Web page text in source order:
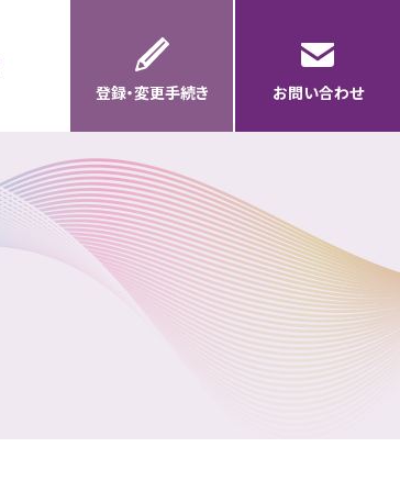
登録・変更手続き お問い合わせ